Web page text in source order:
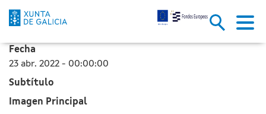
A Xunta comeza as obras da
Skip to Main Content
Fecha
23 abr. 2022 - 00:00:00
Subtítulo
Imagen Principal